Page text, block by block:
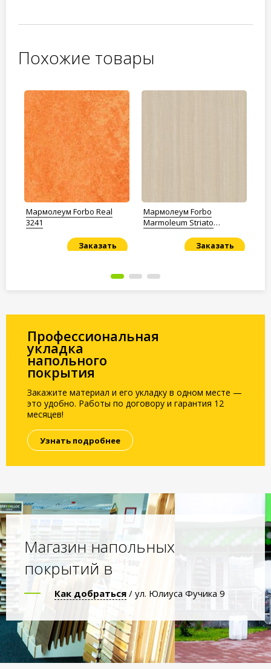
Похожие товары
Мармолеум Forbo Real
3241
Заказать
Мармолеум Forbo
Marmoleum Striato
Заказать
Профессиональная
укладка
напольного
покрытия
Закажите материал и его укладку в одном месте —
это удобно. Работы по договору и гарантия 12
месяцев!
Узнать подробнее
Магазин напольных
покрытий в
Как добраться / ул. Юлиуса Фучика 9